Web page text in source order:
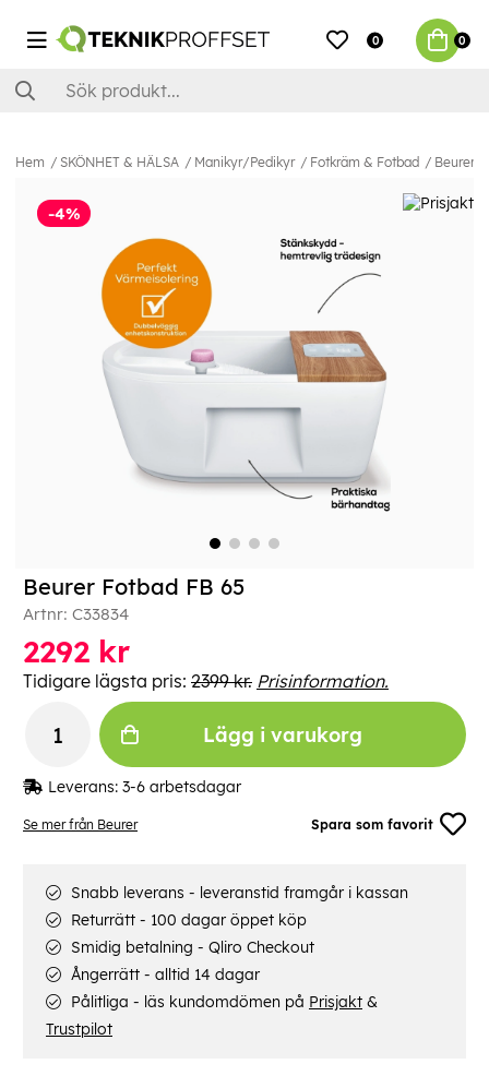
0 0
Hem SKÖNHET & HÄLSA Manikyr/Pedikyr Fotkräm & Fotbad Beurer
-4%
Se mer från Beurer Spara som favorit
Beurer Fotbad FB 65
Artnr: C33834
2292 kr
Tidigare lägsta pris: 2399 kr. Prisinformation.
Lägg i varukorg
Leverans: 3-6 arbetsdagar
Snabb leverans - leveranstid framgår i kassan
Returrätt - 100 dagar öppet köp
Smidig betalning - Qliro Checkout
Ångerrätt - alltid 14 dagar
Pålitliga - läs kundomdömen på Prisjakt &
Trustpilot